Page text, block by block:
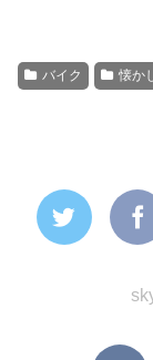
バイク 懐か